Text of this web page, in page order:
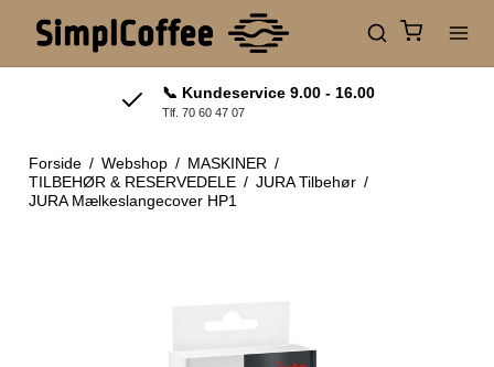
📞 Kundeservice 9.00 - 16.00
Tlf. 70 60 47 07
Forside / Webshop / MASKINER /
TILBEHØR & RESERVEDELE / JURA Tilbehør /
JURA Mælkeslangecover HP1